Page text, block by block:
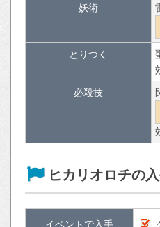
妖術
とりつく
必殺技
ヒカリオロチの
イベントで入手